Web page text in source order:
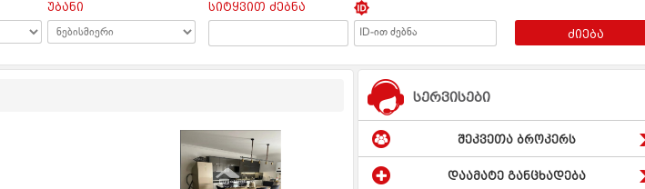
უბანი სიტყვით ძებნა
ძიება
სერვისები
შეკვეთა ბროკერს
დაამატე განცხადება